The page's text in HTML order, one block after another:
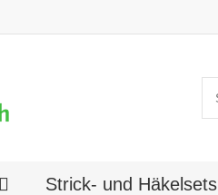
Strick- und Häkelsets